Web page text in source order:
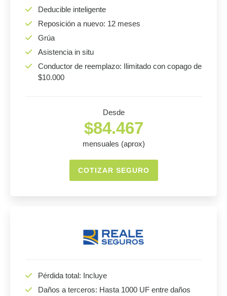
Deducible inteligente
Reposición a nuevo: 12 meses
Grúa
Asistencia in situ
Conductor de reemplazo: Ilimitado con copago de
$10.000
Desde
$84.467
mensuales (aprox)
COTIZAR SEGURO
Pérdida total: Incluye
Daños a terceros: Hasta 1000 UF entre daños